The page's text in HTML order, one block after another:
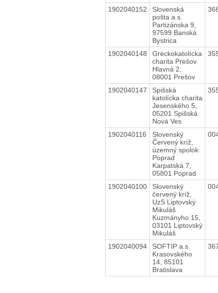
1902040152
Slovenská
pošta a.s.
Partizánska 9,
97599 Banská
Bystrica
1902040148
Gréckokatolícka
charita Prešov
Hlavná 2,
08001 Prešov
1902040147
Spišská
katolícka charita
Jesenského 5,
05201 Spišská
Nová Ves
1902040116
Slovenský
Červený kríž,
územný spolok
Poprad
Karpatská 7,
05801 Poprad
1902040100
Slovenský
červený kríž,
UzS Liptovský
Mikuláš
Kuzmányho 15,
03101 Liptovský
Mikuláš
1902040094
SOFTIP a.s.
Krasovského
14, 85101
Bratislava